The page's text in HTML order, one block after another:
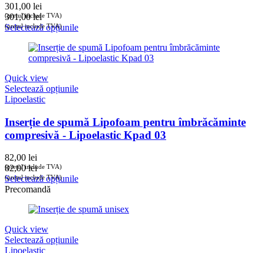
301,00 lei
(prețul include TVA)
301,00lei
(prețul include TVA)
Selectează opțiunile
Quick view
Selectează opțiunile
Lipoelastic
Inserție de spumă Lipofoam pentru îmbrăcăminte
compresivă - Lipoelastic Kpad 03
82,00 lei
(prețul include TVA)
82,00lei
(prețul include TVA)
Selectează opțiunile
Precomandă
Quick view
Selectează opțiunile
Lipoelastic